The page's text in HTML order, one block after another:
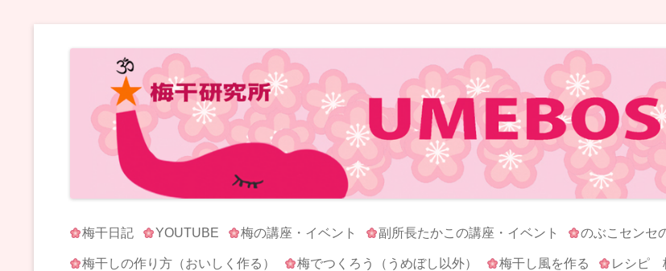
梅干研究所 UMEBOSHI-LABO
WE LOVE UMEBOSHI
コンテンツへ移動
梅干日記 YOUTUBE 梅の講座・イベント 副所長たかこの講座・イベント のぶこセンセ
梅干しの作り方（おいしく作る） 梅でつくろう（うめぼし以外） 梅干し風を作る レシピ